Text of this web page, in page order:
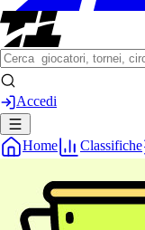
Accedi
Home Classifiche